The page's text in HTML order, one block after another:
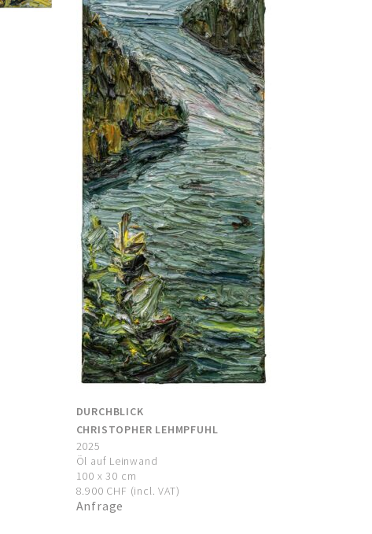
DURCHBLICK
CHRISTOPHER LEHMPFUHL
2025
Öl auf Leinwand
100 x 30 cm
8.900 CHF (incl. VAT)
Anfrage